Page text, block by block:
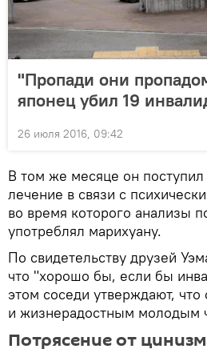
"Пропади они
японец убил 19
26 июля 2016, 09:42
В том же месяце он
лечение в связи с
во время которого анализы
употреблял марихуану.
По свидетельству друзей
что "хорошо бы, если бы
этом соседи утверждают,
и жизнерадостным молодым
Потрясение от